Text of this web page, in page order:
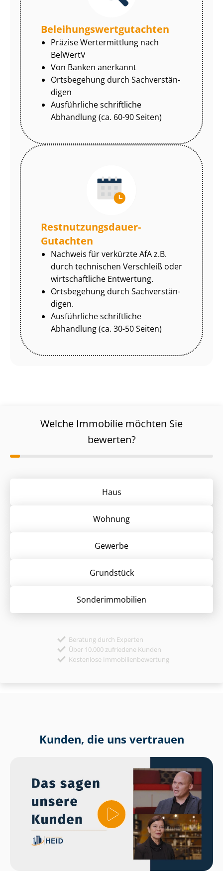
Be­lei­hungs­wert­gut­ach­ten
Präzise Wertermittlung nach
BelWertV
Von Banken anerkannt
Ortsbegehung durch Sach­ver­stän­
di­gen
Ausführliche schriftliche
Abhandlung (ca. 60-90 Seiten)
Rest­nut­zungs­dau­er-
Gutachten
Nachweis für verkürzte AfA z.B.
durch technischen Verschleiß oder
wirtschaftliche Entwertung.
Ortsbegehung durch Sach­ver­stän­
di­gen.
Ausführliche schriftliche
Abhandlung (ca. 30-50 Seiten)
Welche Immobilie möchten Sie
bewerten?
Haus
Wohnung
Gewerbe
Grund­stück
Sonder­immobilien
Beratung durch Experten
Über 10.000 zufriedene Kunden
Kostenlose Immobilienbewertung
Kunden, die uns vertrauen